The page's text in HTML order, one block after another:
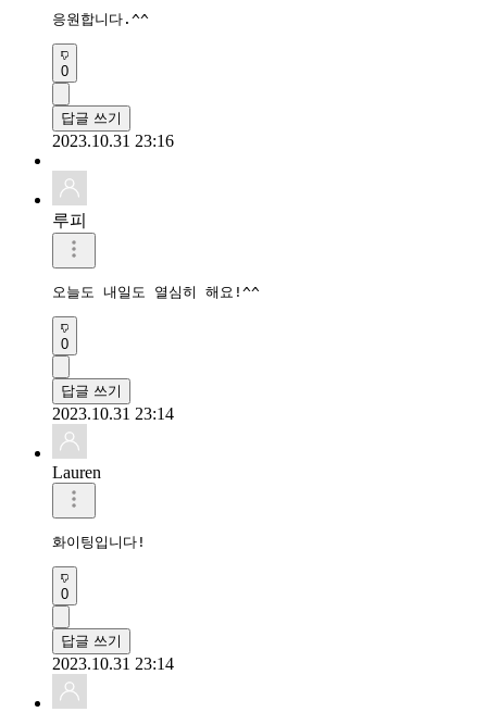
응원합니다.^^
0
답글 쓰기
2023.10.31 23:16
루피
오늘도 내일도 열심히 해요!^^
0
답글 쓰기
2023.10.31 23:14
Lauren
화이팅입니다!
0
답글 쓰기
2023.10.31 23:14